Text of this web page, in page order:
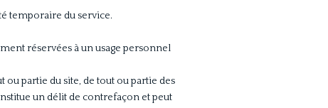
temporaire du service.
réservées à un usage personnel
partie du site, de tout ou partie des
un délit de contrefaçon et peut